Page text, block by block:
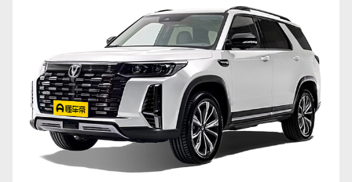
ChanganRaeton PLUS
ChanganUNI-K Smart